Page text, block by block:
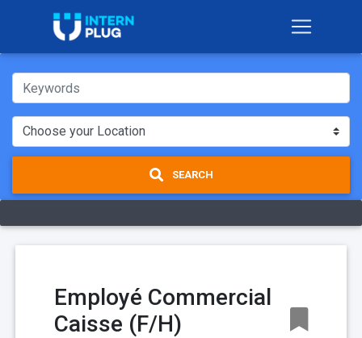
SEARCH
Employé Commercial
Caisse (F/H)